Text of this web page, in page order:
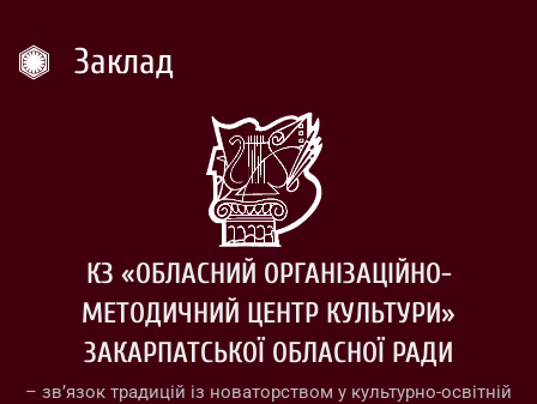
Заклад
КЗ «ОБЛАСНИЙ ОРГАНІЗАЦІЙНО-
МЕТОДИЧНИЙ ЦЕНТР КУЛЬТУРИ»
ЗАКАРПАТСЬКОЇ ОБЛАСНОЇ РАДИ
– зв’язок традицій із новаторством у культурно-освітній